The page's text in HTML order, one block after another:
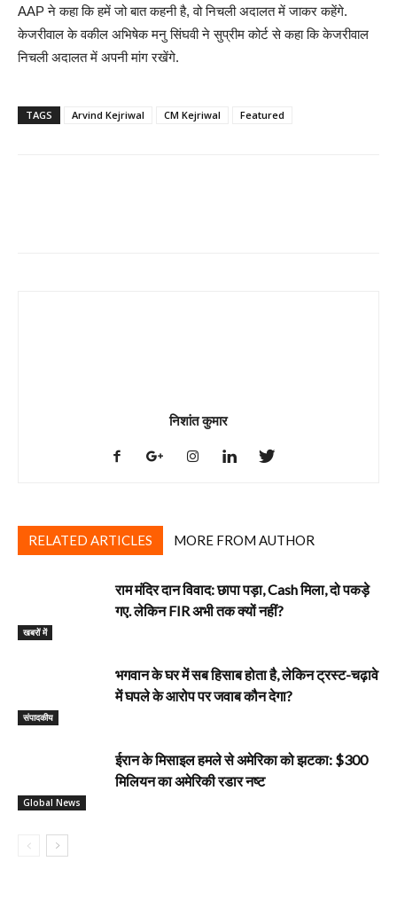
AAP ने कहा कि हमें जो बात कहनी है, वो निचली अदालत में जाकर कहेंगे.
केजरीवाल के वकील अभिषेक मनु सिंघवी ने सुप्रीम कोर्ट से कहा कि केजरीवाल
निचली अदालत में अपनी मांग रखेंगे.
TAGS Arvind Kejriwal CM Kejriwal Featured
निशांत कुमार
RELATED ARTICLES MORE FROM AUTHOR
खबरों में
राम मंदिर दान विवाद: छापा पड़ा, Cash मिला, दो पकड़े
गए. लेकिन FIR अभी तक क्यों नहीं?
‎संपादकीय
भगवान के घर में सब हिसाब होता है, लेकिन ट्रस्ट-चढ़ावे
में घपले के आरोप पर जवाब कौन देगा?
Global News
ईरान के मिसाइल हमले से अमेरिका को झटका: $300
मिलियन का अमेरिकी रडार नष्ट